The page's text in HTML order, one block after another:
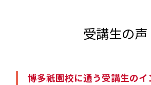
受講生の声
博多祇園校に通う受講生の